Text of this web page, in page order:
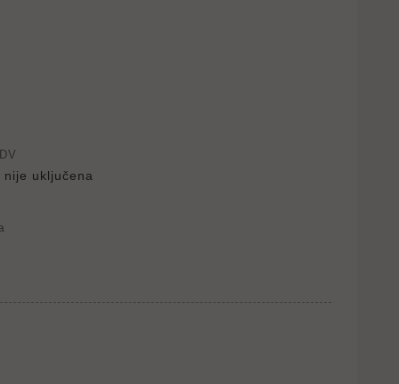
nije uključena